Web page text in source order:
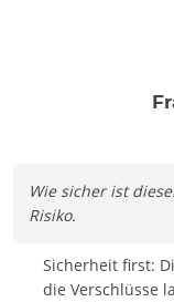
PU, 2% Metall. Alle
Wie sicher ist
Risiko.
Sicherheit first:
die Verschlüsse